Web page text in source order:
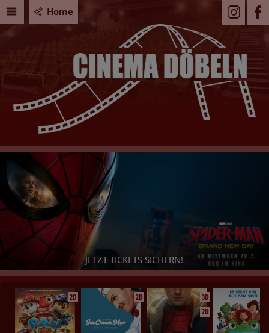
Home
JETZT TICKETS SICHERN!
2D 2D
3D
2D